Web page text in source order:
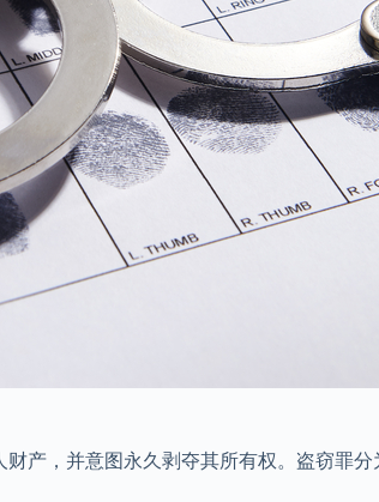
产，并意图永久剥夺其所有权。盗窃罪